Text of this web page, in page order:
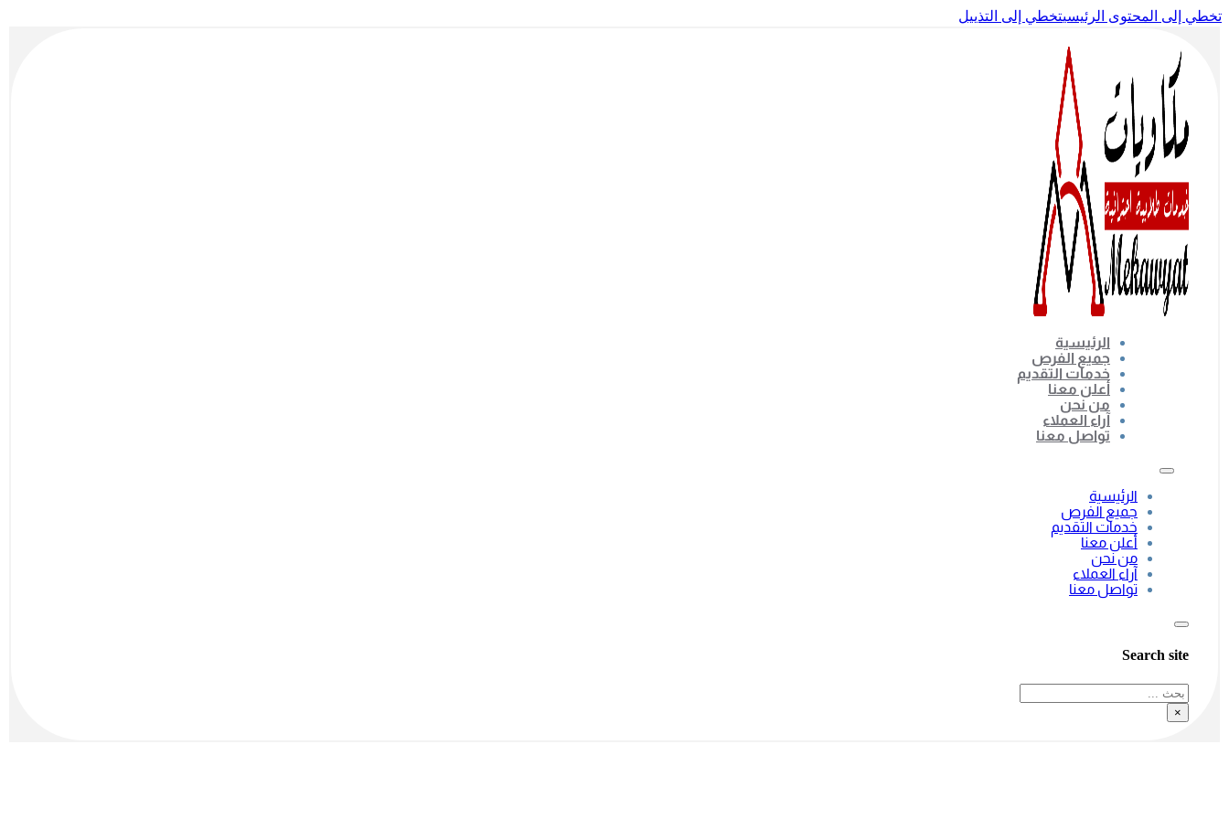
تخطي إلى المحتوى الرئيسيتخطي إلى التذييل
الرئيسية
جميع الفرص
خدمات التقديم
أعلن معنا
من نحن
آراء العملاء
تواصل معنا
الرئيسية
جميع الفرص
خدمات التقديم
أعلن معنا
من نحن
آراء العملاء
تواصل معنا
Search site
بحث
×